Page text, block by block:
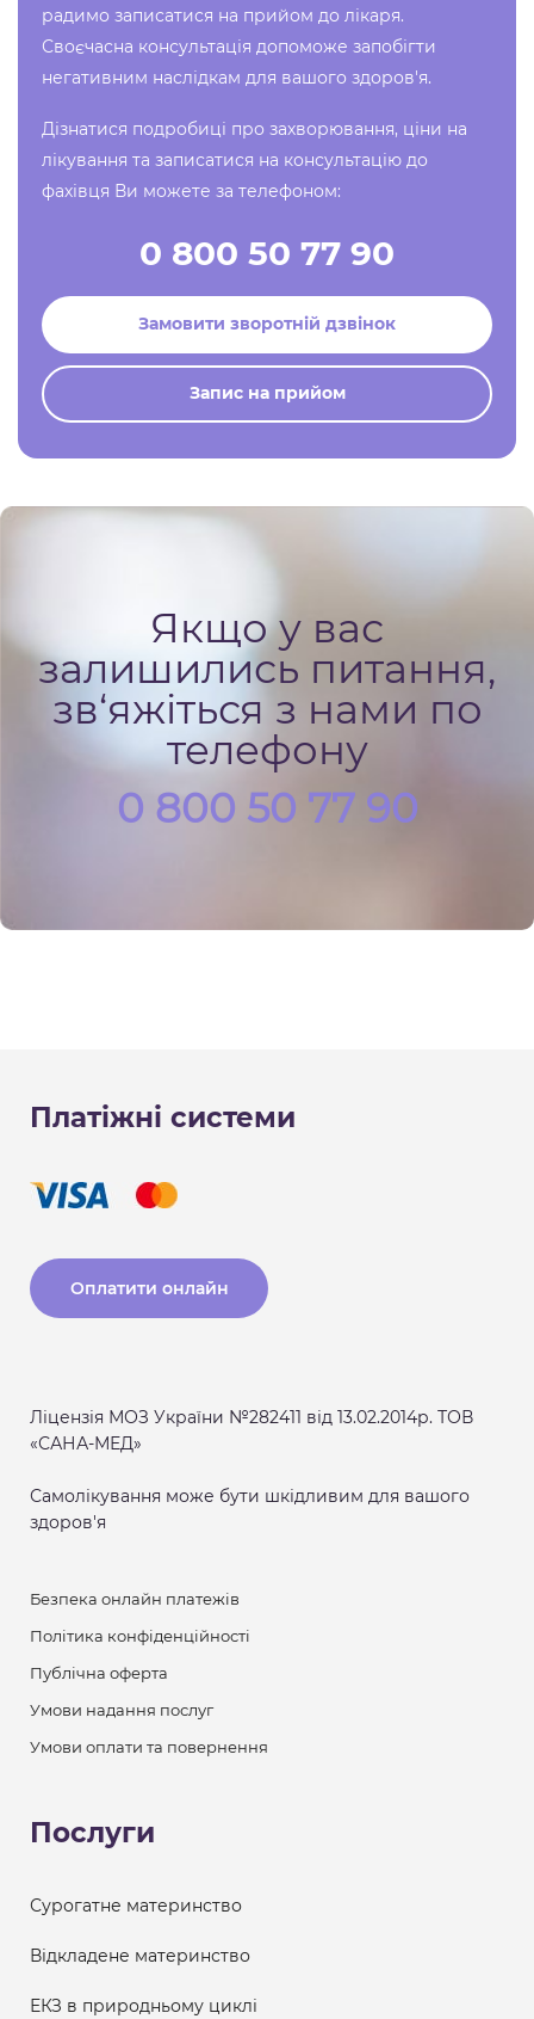
радимо записатися на прийом до лікаря.
Своєчасна консультація допоможе запобігти
негативним наслідкам для вашого здоров'я.
Дізнатися подробиці про захворювання, ціни на
лікування та записатися на консультацію до
фахівця Ви можете за телефоном:
0 800 50 77 90
Замовити зворотній дзвінок
Запис на прийом
Якщо у вас
залишились питання,
зв‘яжіться з нами по
телефону
0 800 50 77 90
Платіжні системи
Оплатити онлайн
Ліцензія МОЗ України №282411 від 13.02.2014р. ТОВ
«САНА-МЕД»
Самолікування може бути шкідливим для вашого
здоров'я
Безпека онлайн платежів
Політика конфіденційності
Публічна оферта
Умови надання послуг
Умови оплати та повернення
Послуги
Сурогатне материнство
Відкладене материнство
ЕКЗ в природньому циклі